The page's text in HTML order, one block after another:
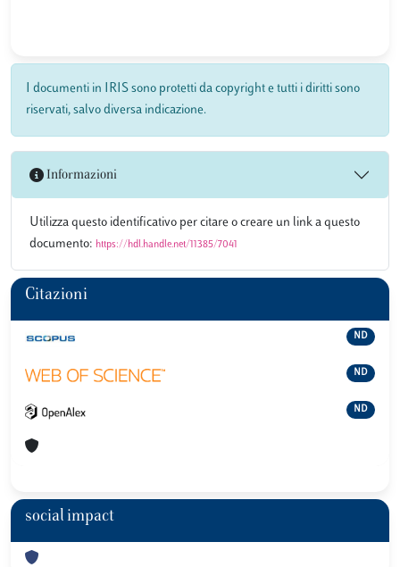
I documenti in IRIS sono protetti da copyright e tutti i diritti sono
riservati, salvo diversa indicazione.
Informazioni
Utilizza questo identificativo per citare o creare un link a questo
documento: https://hdl.handle.net/11385/7041
Citazioni
ND
ND
ND
social impact